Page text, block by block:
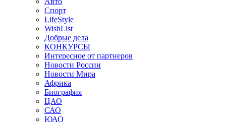
Спорт
LifeStyle
WishList
Добрые дела
КОНКУРСЫ
Интересное от партнеров
Новости России
Новости Мира
Африка
Биография
ЦАО
САО
ЮАО